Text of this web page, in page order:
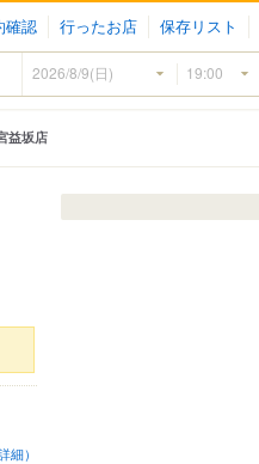
確認 行ったお店 保存リスト
益坂店
細）